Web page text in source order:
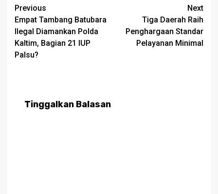
Post
navigation
Previous
Empat Tambang Batubara
Ilegal Diamankan Polda
Kaltim, Bagian 21 IUP
Palsu?
Next
Tiga Daerah Raih
Penghargaan Standar
Pelayanan Minimal
Tinggalkan Balasan